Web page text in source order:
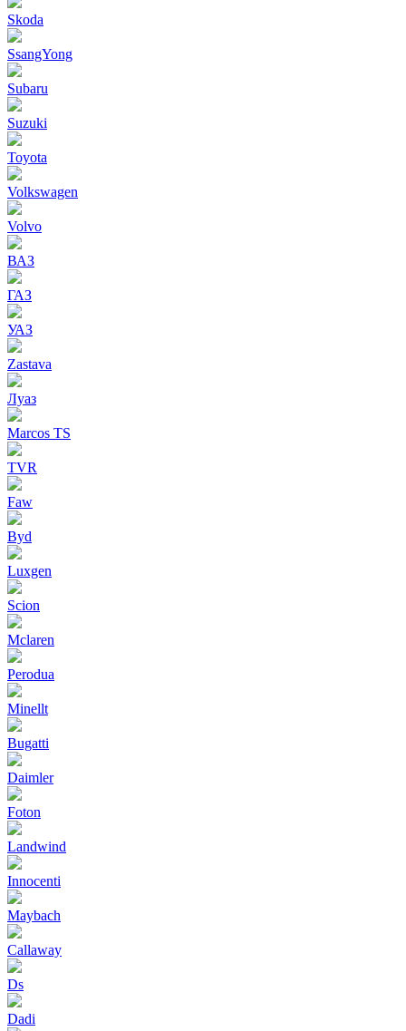
Skoda
SsangYong
Subaru
Suzuki
Toyota
Volkswagen
Volvo
ВАЗ
ГАЗ
УАЗ
Zastava
Луаз
Marcos TS
TVR
Faw
Byd
Luxgen
Scion
Mclaren
Perodua
Minellt
Bugatti
Daimler
Foton
Landwind
Innocenti
Maybach
Callaway
Ds
Dadi